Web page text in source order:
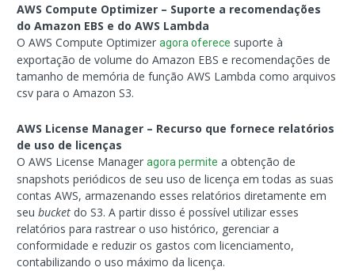
AWS Compute Optimizer – Suporte a recomendações
do Amazon EBS e do AWS Lambda
O AWS Compute Optimizeragora oferece suporte à
exportação de volume do Amazon EBS e recomendações de
tamanho de memória de função AWS Lambda como arquivos
csv para o Amazon S3.
AWS License Manager – Recurso que fornece relatórios
de uso de licenças
O AWS License Manageragora permite a obtenção de
snapshots periódicos de seu uso de licença em todas as suas
contas AWS, armazenando esses relatórios diretamente em
seubucket do S3. A partir disso é possível utilizar esses
relatórios para rastrear o uso histórico, gerenciar a
conformidade e reduzir os gastos com licenciamento,
contabilizando o uso máximo da licença.